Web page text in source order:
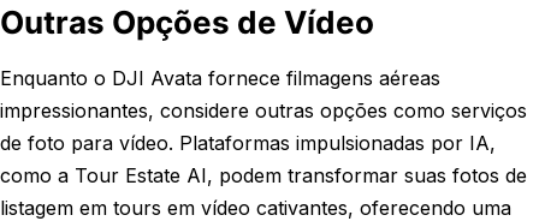
Outras Opções de Vídeo
Enquanto o DJI Avata fornece filmagens aéreas
impressionantes, considere outras opções como serviços
de foto para vídeo. Plataformas impulsionadas por IA,
como a Tour Estate AI, podem transformar suas fotos de
listagem em tours em vídeo cativantes, oferecendo uma